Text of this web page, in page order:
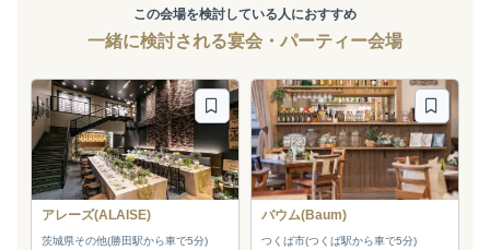
この会場を検討している人におすすめ
一緒に検討される宴会・パーティー会場
アレーズ(ALAISE)
茨城県その他(勝田駅から車で5分)
バウム(Baum)
つくば市(つくば駅から車で5分)